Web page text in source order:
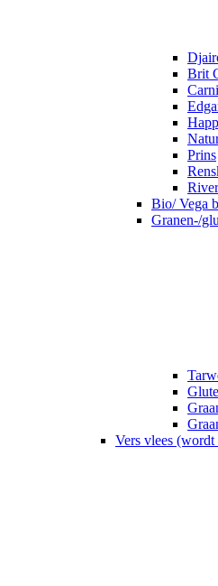
Brit
Prins
Bio/ Vega
Granen-/
Vers vlees